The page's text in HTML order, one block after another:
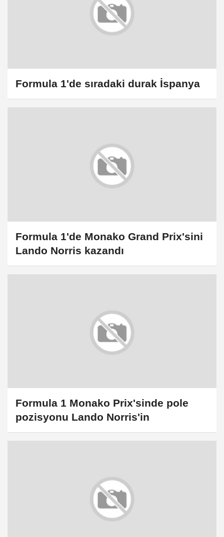
Formula 1'de sıradaki durak İspanya
Formula 1'de Monako Grand Prix'sini
Lando Norris kazandı
Formula 1 Monako Prix'sinde pole
pozisyonu Lando Norris'in